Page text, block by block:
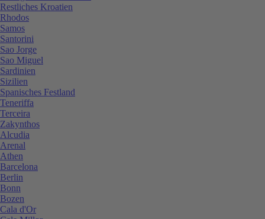
Restliches Kroatien
Rhodos
Samos
Santorini
Sao Jorge
Sao Miguel
Sardinien
Sizilien
Spanisches Festland
Teneriffa
Terceira
Zakynthos
Alcudia
Arenal
Athen
Barcelona
Berlin
Bonn
Bozen
Cala d'Or